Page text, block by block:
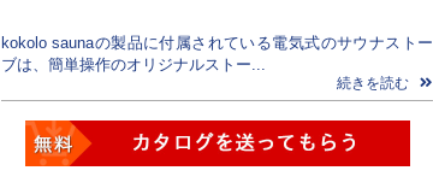
kokolo saunaの製品に付属されている電気式のサウナストー
ブは、簡単操作のオリジナルストー...
続きを読む